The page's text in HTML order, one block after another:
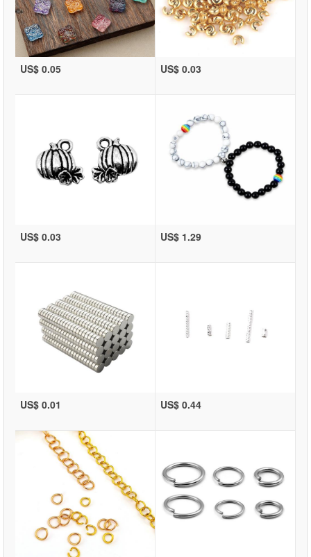
US$ 0.05 US$ 0.03
US$ 0.03 US$ 1.29
US$ 0.01 US$ 0.44